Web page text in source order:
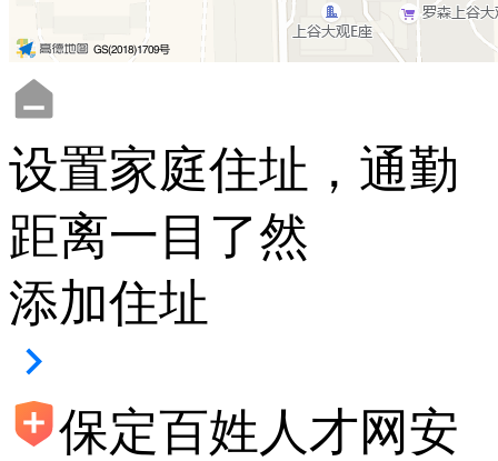
设置家庭住址，通勤
距离一目了然
添加住址
保定百姓人才网安